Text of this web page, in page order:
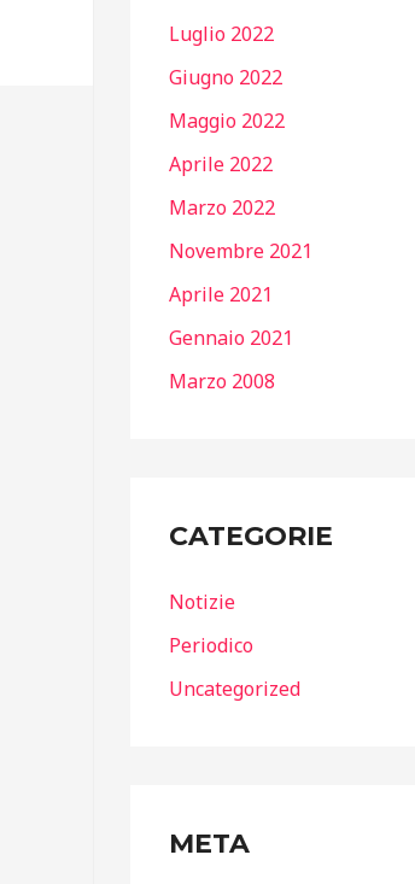
Luglio 2022
Giugno 2022
Maggio 2022
Aprile 2022
Marzo 2022
Novembre 2021
Aprile 2021
Gennaio 2021
Marzo 2008
CATEGORIE
Notizie
Periodico
Uncategorized
META